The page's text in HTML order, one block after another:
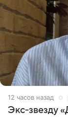
12 часов назад
Экс‑звезду